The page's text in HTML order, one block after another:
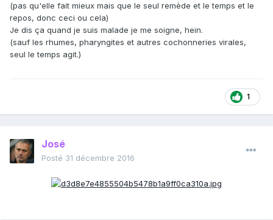
(pas qu'elle fait mieux mais que le seul remède et le temps et le
repos, donc ceci ou cela)
Je dis ça quand je suis malade je me soigne, hein.
(sauf les rhumes, pharyngites et autres cochonneries virales,
seul le temps agit.)
1
José
Posté 31 décembre 2016